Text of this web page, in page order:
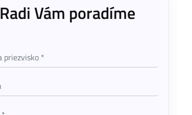
Radi Vám poradíme